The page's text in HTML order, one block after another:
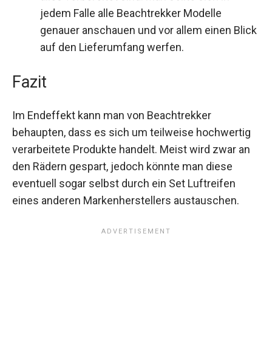
jedem Falle alle Beachtrekker Modelle
genauer anschauen und vor allem einen Blick
auf den Lieferumfang werfen.
Fazit
Im Endeffekt kann man von Beachtrekker
behaupten, dass es sich um teilweise hochwertig
verarbeitete Produkte handelt. Meist wird zwar an
den Rädern gespart, jedoch könnte man diese
eventuell sogar selbst durch ein Set Luftreifen
eines anderen Markenherstellers austauschen.